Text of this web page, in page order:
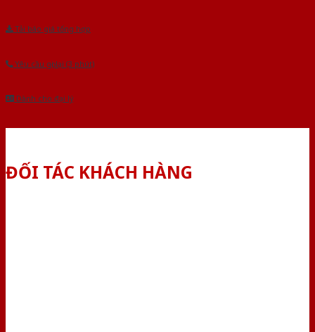
Tải báo giá tổng hợp
Yêu cầu gọi lại (3 phút)
Dành cho đại lý
ĐỐI TÁC KHÁCH HÀNG